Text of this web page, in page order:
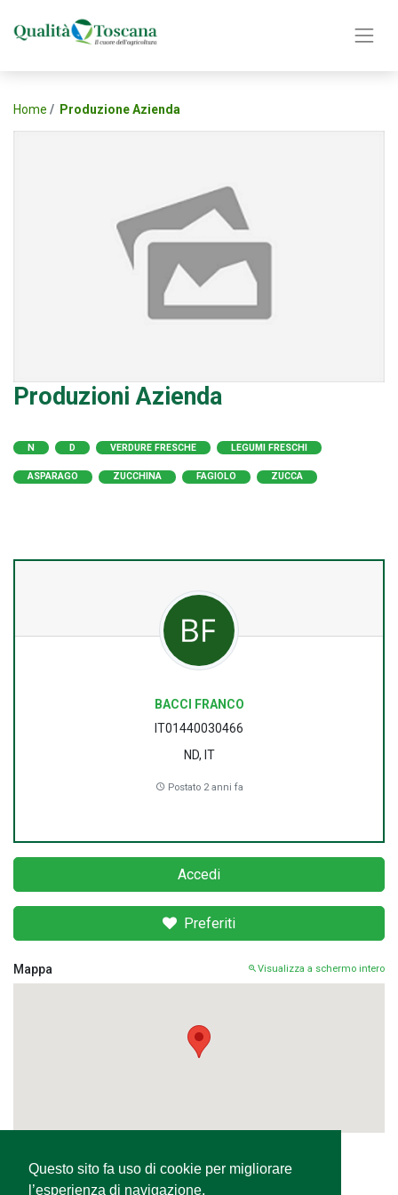
Questo sito fa uso di cookie per migliorare
l’esperienza di navigazione,
Home Produzione Azienda
Produzioni Azienda
N D VERDURE FRESCHE LEGUMI FRESCHI
ASPARAGO ZUCCHINA FAGIOLO ZUCCA
BACCI FRANCO
IT01440030466
ND, IT
Postato 2 anni fa
Accedi
Preferiti
Mappa Visualizza a schermo intero
Condividi